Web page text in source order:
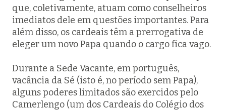
que, coletivamente, atuam como conselheiros
imediatos dele em questões importantes. Para
além disso, os cardeais têm a prerrogativa de
eleger um novo Papa quando o cargo fica vago.
Durante a Sede Vacante, em português,
vacância da Sé (isto é, no período sem Papa),
alguns poderes limitados são exercidos pelo
Camerlengo (um dos Cardeais do Colégio dos